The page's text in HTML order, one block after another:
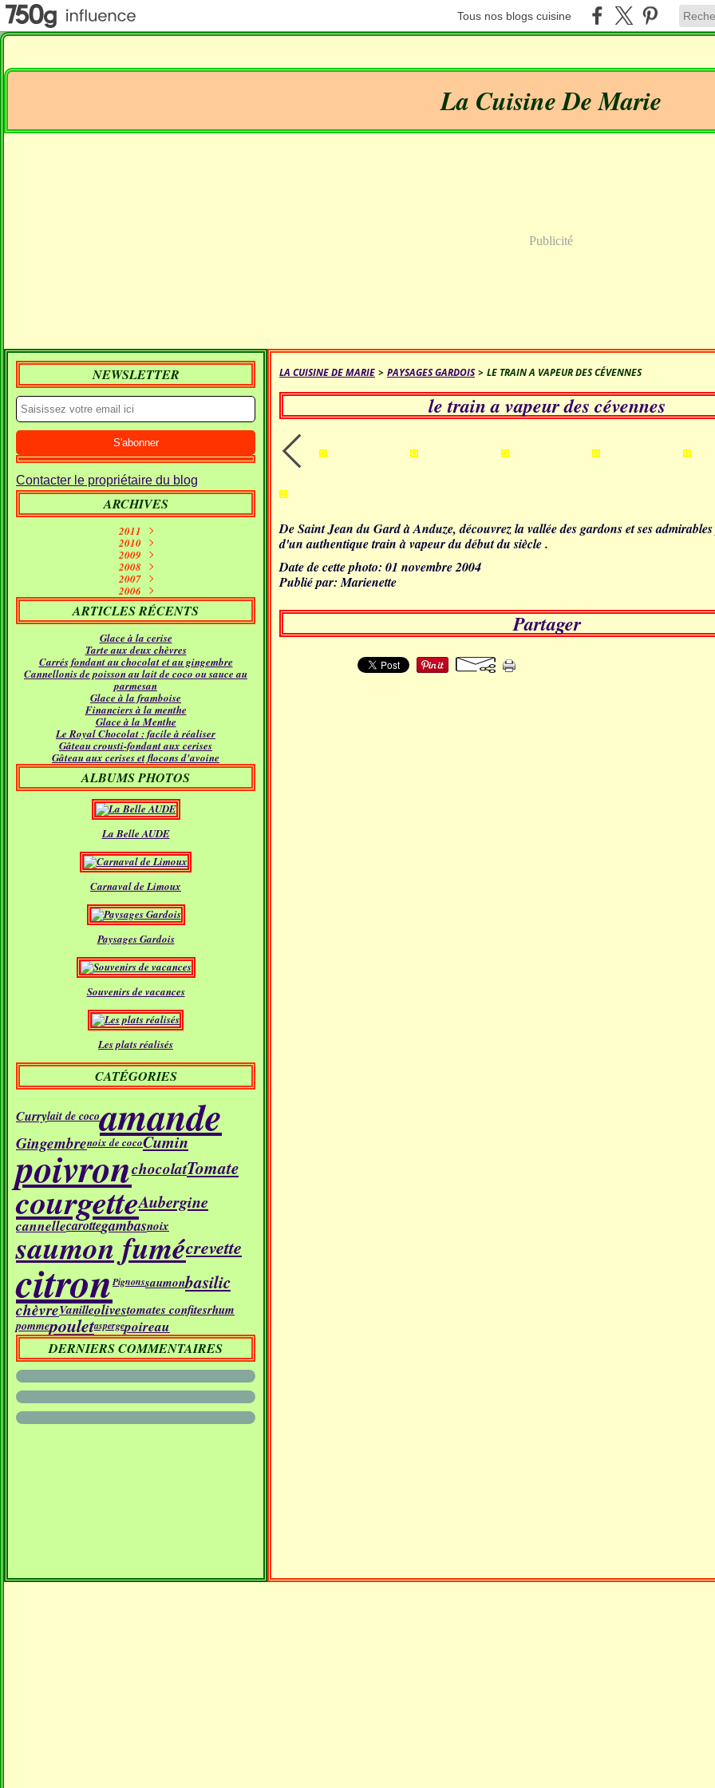
Tous nos blogs cuisine
La Cuisine De Marie
Publicité
NEWSLETTER
Contacter le propriétaire du blog
ARCHIVES
2011
Septembre
Juin (10)
Mai
(7)
Avril (7)
Mars (5)
Février(11)
Janvier(5)
2010
Janvier
2009
Décembre
Novembre
Octobre
Septembre(9)
Août(5)
Juillet(9)
Juin (12)
Mai(17)
Avril(14)
Mars(21)
Février(12)
Janvier(16)
2008
Décembre
Novembre
Octobre(16)
Septembre(18)
Août(4)
Juillet(11)
Juin(12)
Mai(16)
Avril(14)
Mars(15)
Février(11)
Janvier(21)
2007
Décembre
Novembre(26)
Octobre(24)
Septembre(31)
Août (21)
Juillet(18)
Juin(22)
Mai(24)
Avril(24)
Mars(30)
Février(23)
Janvier(18)
2006
Décembre(21)
Novembre(23)
Octobre(19)
ARTICLES RÉCENTS
Glace à la cerise
Tarte aux deux chèvres
Carrés fondant au chocolat et au gingembre
Cannellonis de poisson au lait de coco ou sauce au
parmesan
Glace à la framboise
Financiers à la menthe
Glace à la Menthe
Le Royal Chocolat : facile à réaliser
Gâteau crousti-fondant aux cerises
Gâteau aux cerises et flocons d'avoine
ALBUMS PHOTOS
La Belle AUDE
Carnaval de Limoux
Paysages Gardois
Souvenirs de vacances
Les plats réalisés
CATÉGORIES
Currylait de cocoamande
Gingembrenoix de cocoCumin
poivronchocolatTomate
courgetteAubergine
cannellecarottegambasnoix
saumon fumécrevette
citronPignonssaumonbasilic
chèvreVanilleolivestomates confitesrhum
pommepouletaspergepoireau
DERNIERS COMMENTAIRES
LA CUISINE DE MARIE > PAYSAGES GARDOIS > LE TRAIN A VAPEUR DES CÉVENNES
le train a vapeur des cévennes
De Saint Jean du Gard à Anduze, découvrez la vallée des gardons et ses
d'un authentique train à vapeur du début du siècle .
Date de cette photo: 01 novembre 2004
Publié par: Marienette
Partager